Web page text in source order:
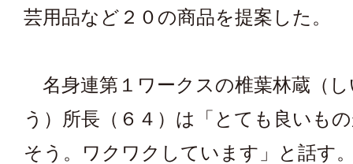
芸用品など２０の商品を提案した。
名身連第１ワークスの椎葉林蔵（
う）所長（６４）は「とても良いも
そう。ワクワクしています」と話す